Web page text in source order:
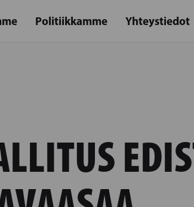
Politiikkamme Yhteystiedot